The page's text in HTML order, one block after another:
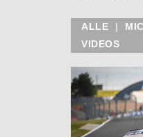
ALLE |
VIDEOS